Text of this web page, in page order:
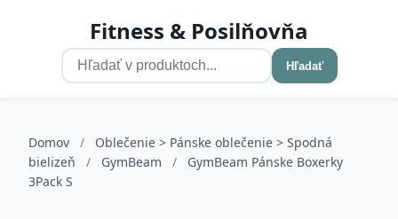
Fitness & Posilňovňa
Hľadať
Domov /
Oblečenie > Pánske oblečenie > Spodná
bielizeň
/ GymBeam /
GymBeam Pánske Boxerky
3Pack S